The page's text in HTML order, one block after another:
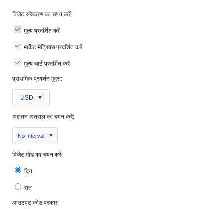
विजेट संस्करण का चयन करें:
मूल्य प्रदर्शित करें
मार्केट मेट्रिक्स प्रदर्शित करें
मूल्य चार्ट प्रदर्शित करें
प्राथमिक प्रदर्शन मुद्रा:
USD
अद्यतन अंतराल का चयन करें:
No Interval
विजेट मोड का चयन करें:
दिन
रात
आउटपुट कोड प्रकार: